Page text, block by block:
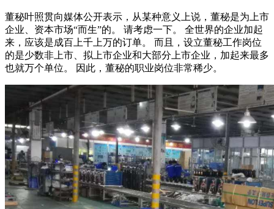
董秘叶照贯向媒体公开表示，从某种意义上说，董秘是为上市
企业、资本市场“而生”的。 请考虑一下。 全世界的企业加起
来，应该是成百上千上万的订单。 而且，设立董秘工作岗位
的是少数非上市、拟上市企业和大部分上市企业，加起来最多
也就万个单位。 因此，董秘的职业岗位非常稀少。